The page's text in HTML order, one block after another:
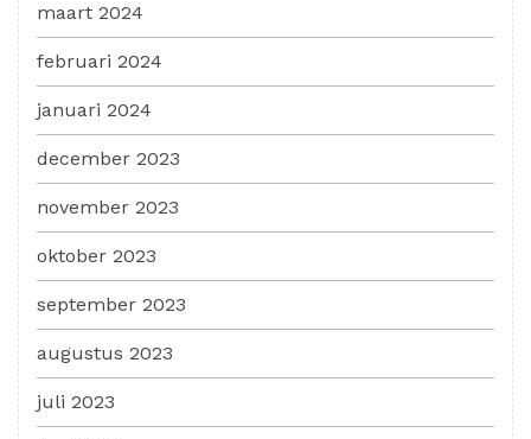
maart 2024
februari 2024
januari 2024
december 2023
november 2023
oktober 2023
september 2023
augustus 2023
juli 2023